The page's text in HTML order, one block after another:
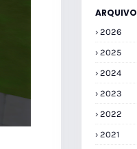
ARQUIVO
2026
2025
2024
2023
2022
2021